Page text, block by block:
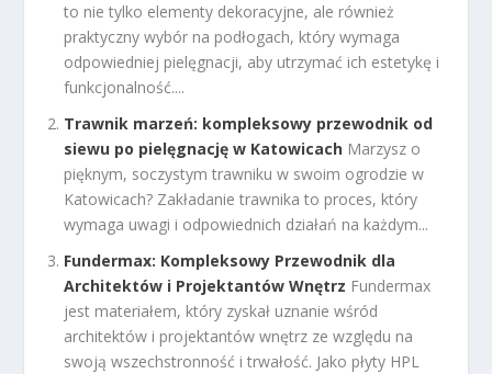
to nie tylko elementy dekoracyjne, ale również
praktyczny wybór na podłogach, który wymaga
odpowiedniej pielęgnacji, aby utrzymać ich estetykę i
funkcjonalność....
Trawnik marzeń: kompleksowy przewodnik od
siewu po pielęgnację w Katowicach Marzysz o
pięknym, soczystym trawniku w swoim ogrodzie w
Katowicach? Zakładanie trawnika to proces, który
wymaga uwagi i odpowiednich działań na każdym...
Fundermax: Kompleksowy Przewodnik dla
Architektów i Projektantów Wnętrz Fundermax
jest materiałem, który zyskał uznanie wśród
architektów i projektantów wnętrz ze względu na
swoją wszechstronność i trwałość. Jako płyty HPL